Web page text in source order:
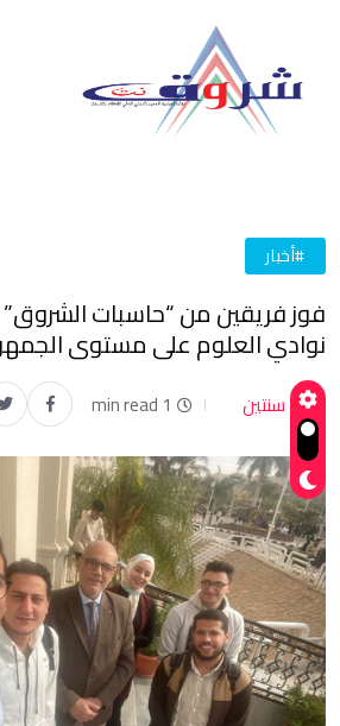
#أخبار
فوز فريقين من “حاسبات
نوادي العلوم على مستوى
سنتين 1 min read